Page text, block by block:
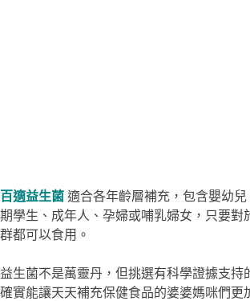
百適益生菌 適合各年齡層補充，包含嬰幼
期學生、成年人、孕婦或哺乳婦女，只要對
群都可以食用。
益生菌不是萬靈丹，但挑選有科學證據支持
確實能讓天天補充保健食品的婆婆媽咪們更